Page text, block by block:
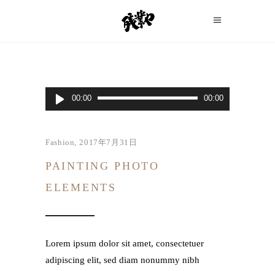
声
レ
ヤ
ー
00:00 00:00
Fashion 2017年7月31日
PAINTING PHOTO
ELEMENTS
Lorem ipsum dolor sit amet, consectetuer
adipiscing elit, sed diam nonummy nibh